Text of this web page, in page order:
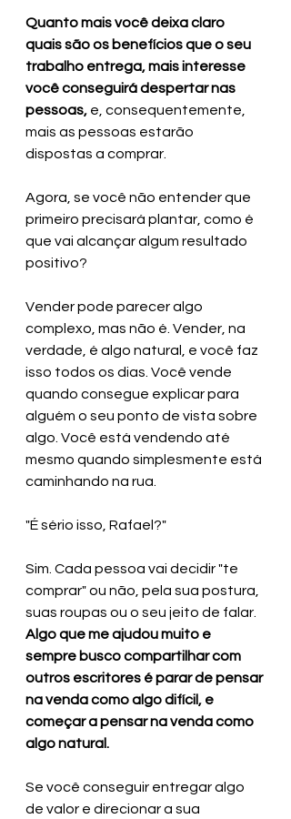
Quanto mais você deixa claro
quais são os benefícios que o seu
trabalho entrega, mais interesse
você conseguirá despertar nas
pessoas, e, consequentemente,
mais as pessoas estarão
dispostas a comprar.
Agora, se você não entender que
primeiro precisará plantar, como é
que vai alcançar algum resultado
positivo?
Vender pode parecer algo
complexo, mas não é. Vender, na
verdade, é algo natural, e você faz
isso todos os dias. Você vende
quando consegue explicar para
alguém o seu ponto de vista sobre
algo. Você está vendendo até
mesmo quando simplesmente está
caminhando na rua.
"É sério isso, Rafael?"
Sim. Cada pessoa vai decidir "te
comprar" ou não, pela sua postura,
suas roupas ou o seu jeito de falar.
Algo que me ajudou muito e
sempre busco compartilhar com
outros escritores é parar de pensar
na venda como algo difícil, e
começar a pensar na venda como
algo natural.
Se você conseguir entregar algo
de valor e direcionar a sua